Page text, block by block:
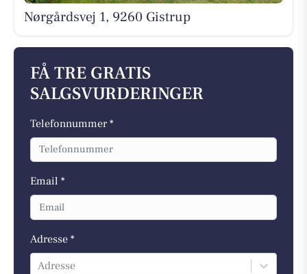
Nørgårdsvej 1, 9260 Gistrup
FÅ TRE GRATIS
SALGSVURDERINGER
Telefonnummer *
Email *
Adresse *
Adresse